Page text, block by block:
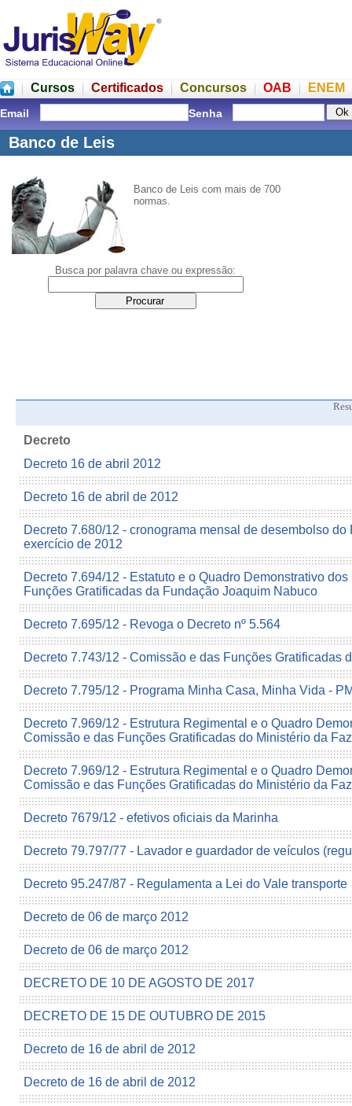
Cursos Certificados Concursos OAB ENEM
Email Senha
Banco de Leis
Banco de Leis com mais de 700
normas.
Busca por palavra chave ou expressão:
Decreto
Decreto 16 de abril 2012
Decreto 16 de abril de 2012
Decreto 7.680/12 - cronograma mensal de desembolso
exercício de 2012
Decreto 7.694/12 - Estatuto e o Quadro Demonstrativo
Funções Gratificadas da Fundação Joaquim Nabuco
Decreto 7.695/12 - Revoga o Decreto nº 5.564
Decreto 7.743/12 - Comissão e das Funções Gratificadas
Decreto 7.795/12 - Programa Minha Casa, Minha Vida -
Decreto 7.969/12 - Estrutura Regimental e o Quadro
Comissão e das Funções Gratificadas do Ministério da
Decreto 7.969/12 - Estrutura Regimental e o Quadro
Comissão e das Funções Gratificadas do Ministério da
Decreto 7679/12 - efetivos oficiais da Marinha
Decreto 79.797/77 - Lavador e guardador de veículos
Decreto 95.247/87 - Regulamenta a Lei do Vale transporte
Decreto de 06 de março 2012
Decreto de 06 de março 2012
DECRETO DE 10 DE AGOSTO DE 2017
DECRETO DE 15 DE OUTUBRO DE 2015
Decreto de 16 de abril de 2012
Decreto de 16 de abril de 2012